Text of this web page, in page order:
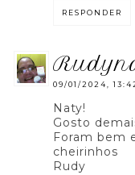
RESPONDER
09/01/2024,
Naty!
Gosto
Foram bem
cheirinhos
Rudy